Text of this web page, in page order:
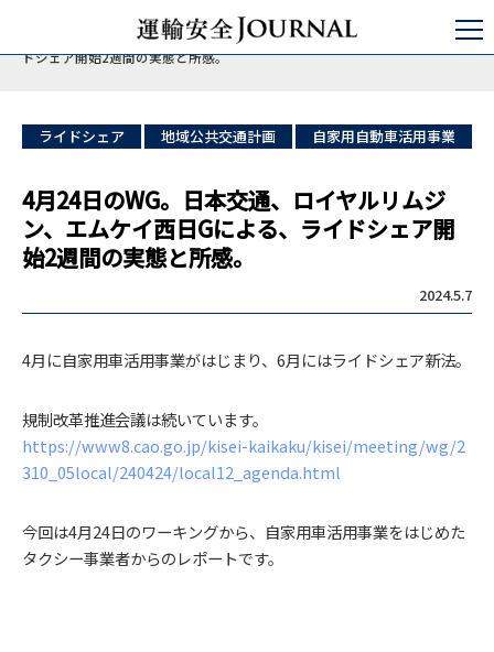
特集
ライドシェア・自家用有償運送事業
4月24日のWG。日本交通、ロイヤルリムジン、エムケイ西日Gによる、ライ
ドシェア開始2週間の実態と所感。
ライドシェア 地域公共交通計画 自家用自動車活用事業
4月24日のWG。日本交通、ロイヤルリムジ
ン、エムケイ西日Gによる、ライドシェア開
始2週間の実態と所感。
2024.5.7
4月に自家用車活用事業がはじまり、6月にはライドシェア新法。
規制改革推進会議は続いています。
https://www8.cao.go.jp/kisei-kaikaku/kisei/meeting/wg/2
310_05local/240424/local12_agenda.html
今回は4月24日のワーキングから、自家用車活用事業をはじめた
タクシー事業者からのレポートです。